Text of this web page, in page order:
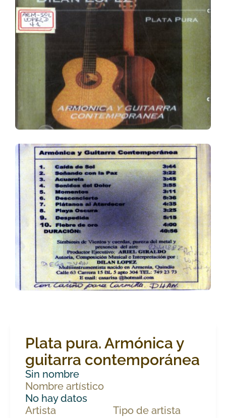
Plata pura. Armónica y
guitarra contemporánea
Sin nombre
Nombre artístico
No hay datos
Artista
Tipo de artista